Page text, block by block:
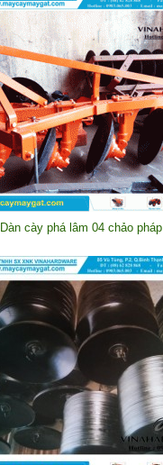
Dàn cày phá lâm 04 chảo pháp